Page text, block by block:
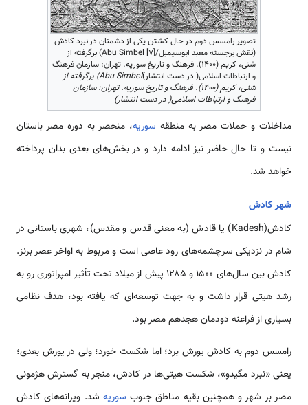
تصویر رامسس دوم در حال کشتن یکی از دشمنان در نبرد کادش
(نقش برجسته معبد ابوسیمبل/[7] Abu Simbel) برگرفته از
شنی، کریم (۱۴۰۰). فرهنگ و تاریخ سوریه. تهران: سازمان فرهنگ
و ارتباطات اسلامی( در دست انتشار)
Abu Simbel) برگرفته از
شنی، کریم (۱۴۰۰). فرهنگ و تاریخ سوریه. تهران: سازمان
فرهنگ و ارتباطات اسلامی( در دست انتشار)
مداخلات و حملات مصر به منطقه سوریه، منحصر به دوره مصر باستان
نیست و تا حال حاضر نیز ادامه دارد و در بخش‌های بعدی بدان پرداخته
خواهد شد.
شهر کادش
کادش(Kadesh) یا قادش (به معنی قدس و مقدس)، شهری باستانی در
شام در نزدیکی سرچشمه‌های رود عاصی است و مربوط به اواخر عصر برنز.
کادش بین سال‌های ۱۵۰۰ و ۱۲۸۵ پیش از میلاد تحت تأثیر امپراتوری رو به
رشد هیتی قرار داشت و به جهت توسعه‌ای که یافته بود، هدف نظامی
بسیاری از فراعنه دودمان هجدهم مصر بود.
رامسس دوم به کادش یورش برد؛ اما شکست خورد؛ ولی در یورش بعدی؛
یعنی «نبرد مگیدو»، شکست هیتی‌ها در کادش، منجر به گسترش هژمونی
مصر بر شهر و همچنین بقیه مناطق جنوب سوریه شد. ویرانه‌های کادش